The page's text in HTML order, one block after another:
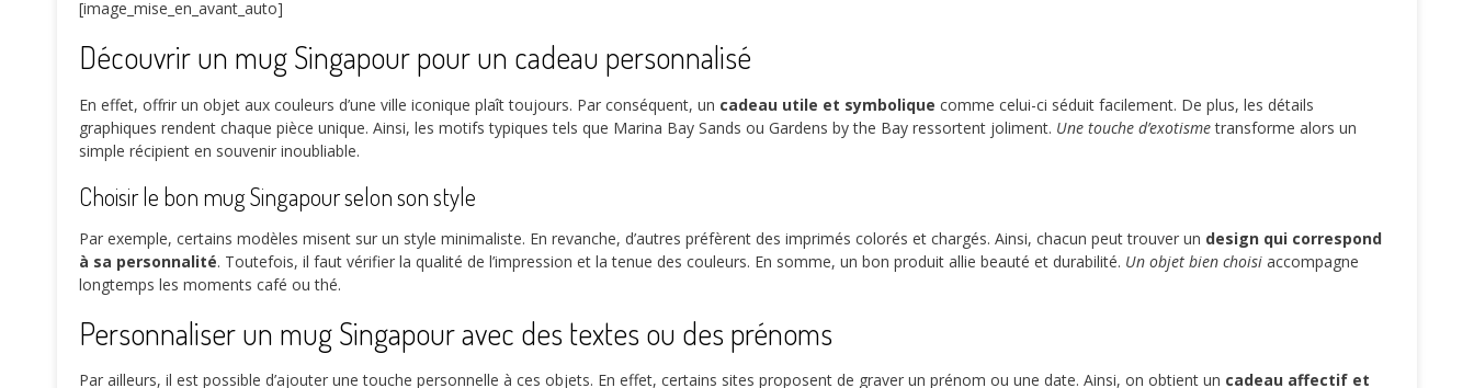
[image_mise_en_avant_auto]
Découvrir un mug Singapour pour un cadeau personnalisé
En effet, offrir un objet aux couleurs d’une ville iconique plaît toujours. Par conséquent, un cadeau utile et symbolique comme celui-ci séduit facilement. De plus, les détails
graphiques rendent chaque pièce unique. Ainsi, les motifs typiques tels que Marina Bay Sands ou Gardens by the Bay ressortent joliment. Une touche d’exotismetransforme alors un
simple récipient en souvenir inoubliable.
Choisir le bon mug Singapour selon son style
Par exemple, certains modèles misent sur un style minimaliste. En revanche, d’autres préfèrent des imprimés colorés et chargés. Ainsi, chacun peut trouver un design qui correspond
à sa personnalité. Toutefois, il faut vérifier la qualité de l’impression et la tenue des couleurs. En somme, un bon produit allie beauté et durabilité. Un objet bien choisi accompagne
longtemps les moments café ou thé.
Personnaliser un mug Singapour avec des textes ou des prénoms
Par ailleurs, il est possible d’ajouter une touche personnelle à ces objets. En effet, certains sites proposent de graver un prénom ou une date. Ainsi, on obtient un cadeau affectif et